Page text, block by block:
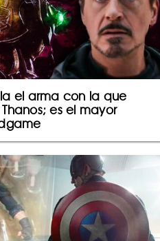
el arma con la que
es el mayor